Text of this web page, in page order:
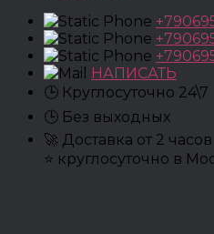
НАПИСАТЬ
🕒 Круглосуточно 24\7
🕒 Без выходных
🚀 Доставка от 2 часов
⭐ круглосуточно в